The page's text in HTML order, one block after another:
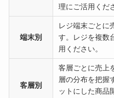
理にご活用くだ
端末別
レジ端末ごとに
す。レジを複数
用ください。
客層別
客層ごとに売上
層の分布を把握
ットにした商品